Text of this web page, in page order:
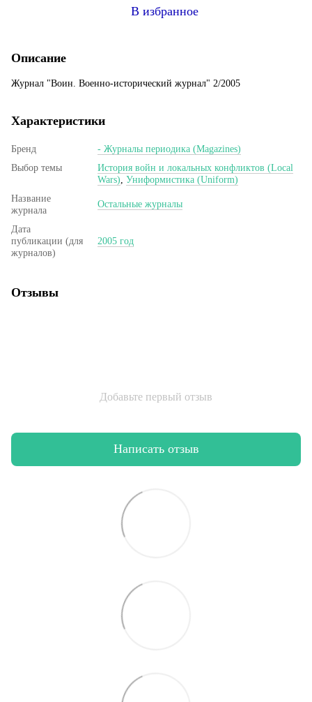
В избранное
Описание
Журнал "Воин. Военно-исторический журнал" 2/2005
Характеристики
Бренд
- Журналы периодика (Magazines)
Выбор темы
История войн и локальных конфликтов (Local
Wars) Униформистика (Uniform)
Название
журнала
Остальные журналы
Дата
публикации (для
журналов)
2005 год
Отзывы
Добавьте первый отзыв
Написать отзыв